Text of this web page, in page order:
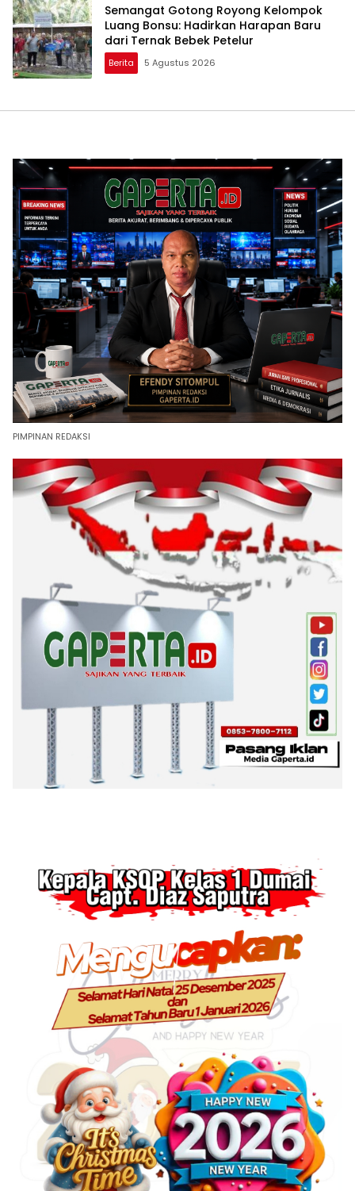
Semangat Gotong Royong Kelompok
Luang Bonsu: Hadirkan Harapan Baru
dari Ternak Bebek Petelur
Berita 5 Agustus 2026
PIMPINAN REDAKSI